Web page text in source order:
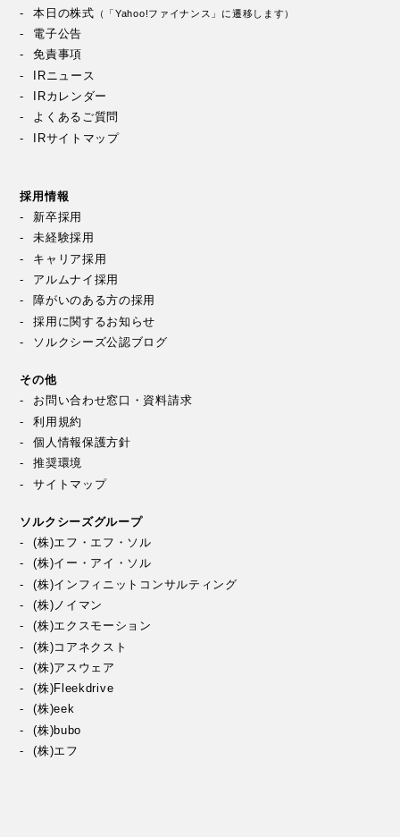
本日の株式 （「Yahoo!ファイナンス」に遷移します）
電子公告
免責事項
IRニュース
IRカレンダー
よくあるご質問
IRサイトマップ
採用情報
新卒採用
未経験採用
キャリア採用
アルムナイ採用
障がいのある方の採用
採用に関するお知らせ
ソルクシーズ公認ブログ
その他
お問い合わせ窓口・資料請求
利用規約
個人情報保護方針
推奨環境
サイトマップ
ソルクシーズグループ
(株)エフ・エフ・ソル
(株)イー・アイ・ソル
(株)インフィニットコンサルティング
(株)ノイマン
(株)エクスモーション
(株)コアネクスト
(株)アスウェア
(株)Fleekdrive
(株)eek
(株)bubo
(株)エフ